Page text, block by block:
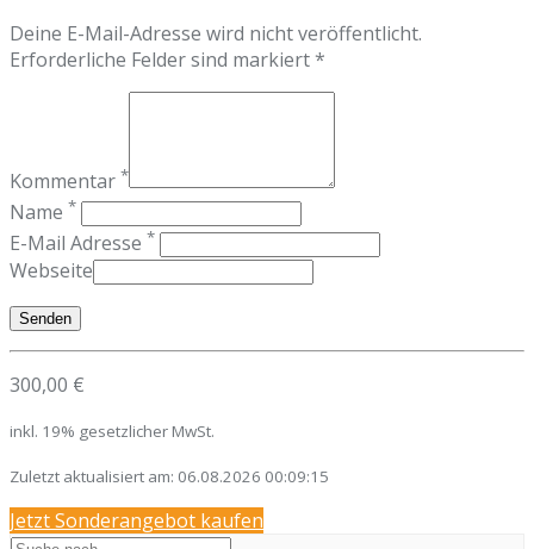
Deine E-Mail-Adresse wird nicht veröffentlicht.
Erforderliche Felder sind markiert *
Kommentar *
Name *
E-Mail Adresse *
Webseite
300,00 €
inkl. 19% gesetzlicher MwSt.
Zuletzt aktualisiert am: 06.08.2026 00:09:15
Jetzt Sonderangebot kaufen